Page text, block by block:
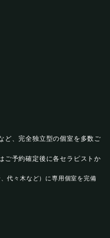
ど、完全独立型の個室を多数ご
ご予約確定後に各セラピストか
代々木など）に専用個室を完備